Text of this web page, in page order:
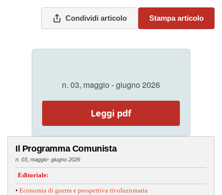
Condividi articolo Stampa articolo
n. 03, maggio - giugno 2026
Leggi pdf
Il Programma Comunista
n. 03, maggio- giugno 2026
Editoriale:
• Economia di guerra e prospettiva rivoluzionaria